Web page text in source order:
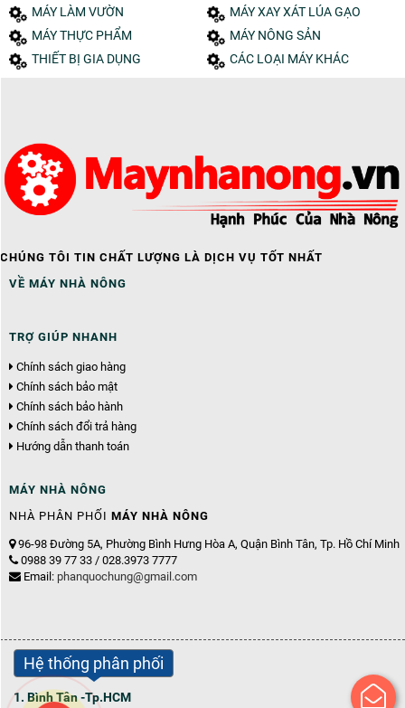
MÁY LÀM VƯỜN
MÁY XAY XÁT LÚA GẠO
MÁY THỰC PHẨM
MÁY NÔNG SẢN
THIẾT BỊ GIA DỤNG
CÁC LOẠI MÁY KHÁC
CHÚNG TÔI TIN CHẤT LƯỢNG LÀ DỊCH VỤ TỐT NHẤT
VỀ MÁY NHÀ NÔNG
TRỢ GIÚP NHANH
Chính sách giao hàng
Chính sách bảo mật
Chính sách bảo hành
Chính sách đổi trả hàng
Hướng dẫn thanh toán
MÁY NHÀ NÔNG
NHÀ PHÂN PHỐI MÁY NHÀ NÔNG
96-98 Đường 5A, Phường Bình Hưng Hòa A, Quận Bình Tân, Tp. Hồ Chí Minh
0988 39 77 33 / 028.3973 7777
Email: phanquochung@gmail.com
Hệ thống phân phối
1. Bình Tân -Tp.HCM